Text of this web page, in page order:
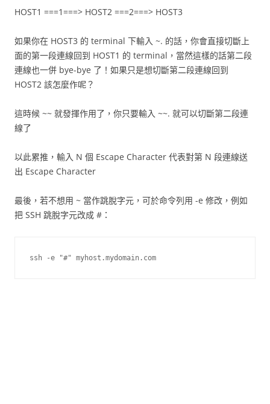
HOST1 ===1===> HOST2 ===2===> HOST3
如果你在 HOST3 的 terminal 下輸入 ~. 的話，你會直接切斷上
面的第一段連線回到 HOST1 的 terminal，當然這樣的話第二段
連線也一併 bye-bye 了！如果只是想切斷第二段連線回到
HOST2 該怎麼作呢？
這時候 ~~ 就發揮作用了，你只要輸入 ~~. 就可以切斷第二段連
線了
以此累推，輸入 N 個 Escape Character 代表對第 N 段連線送
出 Escape Character
最後，若不想用 ~ 當作跳脫字元，可於命令列用 -e 修改，例如
把 SSH 跳脫字元改成 #：